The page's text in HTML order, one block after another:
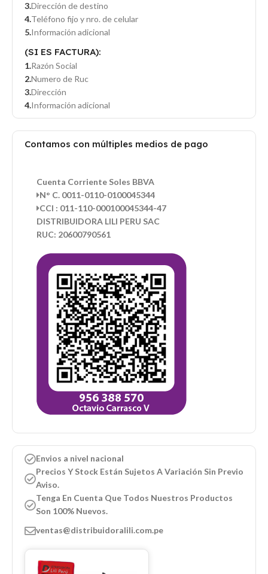
Dirección de destino
Teléfono fijo y nro. de celular
Información adicional
(SI ES FACTURA):
Razón Social
Numero de Ruc
Dirección
Información adicional
Contamos con múltiples medios de pago
Cuenta Corriente Soles BBVA
N° C. 0011-0110-0100045344
CCI : 011-110-000100045344-47
DISTRIBUIDORA LILI PERU SAC
RUC: 20600790561
Envios a nivel nacional
Precios Y Stock Están Sujetos A Variación Sin Previo
Aviso.
Tenga En Cuenta Que Todos Nuestros Productos
Son 100% Nuevos.
ventas@distribuidoralili.com.pe